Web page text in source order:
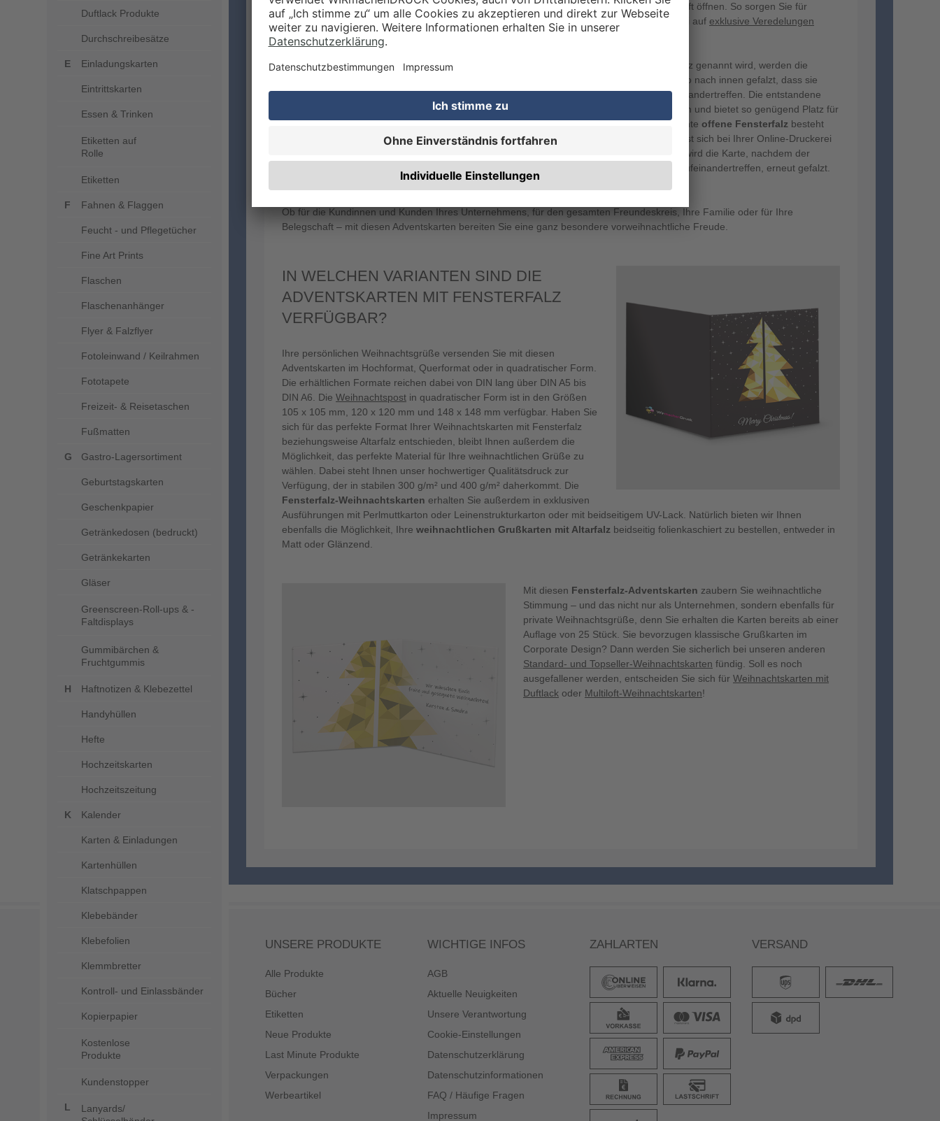
Duftlack Produkte
Durchschreibesätze
Einladungskarten
Eintrittskarten
Essen & Trinken
Etiketten auf
Rolle
Etiketten
Fahnen & Flaggen
Feucht - und Pflegetücher
Fine Art Prints
Flaschen
Flaschenanhänger
Flyer & Falzflyer
Fotoleinwand / Keilrahmen
Fototapete
Freizeit- & Reisetaschen
Fußmatten
Gastro-Lagersortiment
Geburtstagskarten
Geschenkpapier
Getränkedosen (bedruckt)
Getränkekarten
Gläser
Greenscreen-Roll-ups & -
Faltdisplays
Gummibärchen &
Fruchtgummis
Haftnotizen & Klebezettel
Handyhüllen
Hefte
Hochzeitskarten
Hochzeitszeitung
Kalender
Karten & Einladungen
Kartenhüllen
Klatschpappen
Klebebänder
Klebefolien
Klemmbretter
Kontroll- und Einlassbänder
Kopierpapier
Kostenlose
Produkte
Kundenstopper
Lanyards/
besonderen weihnachtlichen Botschaft öffnen. So sorgen Sie für
exklusive Weihnachtspost ohne dabei auf exklusive Veredelungen
zurückzugreifen.
Für den Fensterfalz, der auch Altarfalz genannt wird, werden die
äußeren Kanten des Papierbogens so nach innen gefalzt, dass sie
ohne Überlappung in der Mitte aufeinandertreffen. Die entstandene
Karte lässt sich wie ein Fenster öffnen und bietet so genügend Platz für
Ihre Weihnachtsgrüße. Der sogenannte offene Fensterfalz besteht
aus sechs Seiten. Ein Fensterfalz lässt sich bei Ihrer Online-Druckerei
realisieren. Dazu wird die Karte, nachdem der
Fensterfalz wie oben beschrieben erfolgt ist, genau an der Stelle, an der die Vorderseiten aufeinandertreffen, erneut gefalzt.
So entstehen acht Seiten, die für Ihrweihnachtliches Design
Ob für die Kundinnen und Kunden Ihres Unternehmens, für den gesamten Freundeskreis, Ihre Familie oder für Ihre
Belegschaft – mit diesen Adventskarten bereiten Sie eine ganz besondere vorweihnachtliche Freude.
IN WELCHEN VARIANTEN SIND DIE
ADVENTSKARTEN MIT FENSTERFALZ
VERFÜGBAR?
Ihre persönlichen Weihnachtsgrüße versenden Sie mit diesen
Adventskarten im Hochformat, Querformat oder in quadratischer Form.
Die erhältlichen Formate reichen dabei von DIN lang über DIN A5 bis
DIN A6. Die Weihnachtspost in quadratischer Form ist in den Größen
105 x 105 mm, 120 x 120 mm und 148 x 148 mm verfügbar. Haben Sie
sich für das perfekte Format Ihrer Weihnachtskarten mit Fensterfalz
beziehungsweise Altarfalz entschieden, bleibt Ihnen außerdem die
Möglichkeit, das perfekte Material für Ihre weihnachtlichen Grüße zu
wählen. Dabei steht Ihnen unser hochwertiger Qualitätsdruck zur
Verfügung, der in stabilen 300 g/m² und 400 g/m² daherkommt. Die
Fensterfalz-Weihnachtskarten erhalten Sie außerdem in exklusiven
Ausführungen mit Perlmuttkarton oder Leinenstrukturkarton oder mit beidseitigem UV-Lack. Natürlich bieten wir Ihnen
ebenfalls die Möglichkeit, Ihre weihnachtlichen Grußkarten mit Altarfalz beidseitig folienkaschiert zu bestellen, entweder in
Matt oder Glänzend.
Mit diesen Fensterfalz-Adventskarten zaubern Sie weihnachtliche
Stimmung – und das nicht nur als Unternehmen, sondern ebenfalls für
private Weihnachtsgrüße, denn Sie erhalten die Karten bereits ab einer
Auflage von 25 Stück. Sie bevorzugen klassische Grußkarten im
Corporate Design? Dann werden Sie sicherlich bei unseren anderen
Standard- und Topseller-Weihnachtskarten fündig. Soll es noch
ausgefallener werden, entscheiden Sie sich für Weihnachtskarten mit
Duftlack oder Multiloft-Weihnachtskarten!
UNSERE PRODUKTE
Alle Produkte
Bücher
Etiketten
Neue Produkte
Last Minute Produkte
Verpackungen
Werbeartikel
WICHTIGE INFOS
AGB
Aktuelle Neuigkeiten
Unsere Verantwortung
Cookie-Einstellungen
Datenschutzerklärung
Datenschutzinformationen
FAQ / Häufige Fragen
Impressum
ZAHLARTEN VERSAND